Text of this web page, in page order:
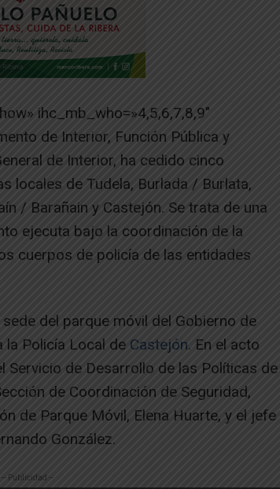
ihc_mb_who=»4,5,6,7,8,9″
de Interior, Función Pública y
de Interior, ha cedido cinco
locales de Tudela, Burlada / Burlata,
/ Barañain y Castejón. Se trata de una
ejecuta bajo la coordinación de la
cuerpos de policía de las entidades
del parque móvil del Gobierno de
la Policía Local de Castejón. En el acto
Servicio de Desarrollo de las Políticas de
de Coordinación de Seguridad,
de Parque Móvil, Elena Huarte, y el jefe
González.
-- Publicidad --